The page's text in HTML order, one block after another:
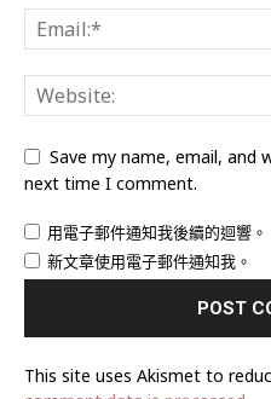
Save my name, email, and
next time I comment.
用電子郵件通知我後續的迴響。
新文章使用電子郵件通知我。
This site uses Akismet to